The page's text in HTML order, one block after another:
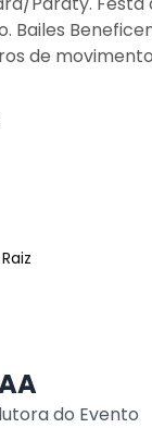
Bailes
de
do Evento